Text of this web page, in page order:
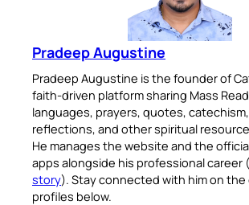
Pradeep Augustine
Pradeep Augustine is the founder of
faith-driven platform sharing Mass
languages, prayers, quotes,
reflections, and other spiritual
He manages the website and the
apps alongside his professional career (
story). Stay connected with him on the
profiles below.